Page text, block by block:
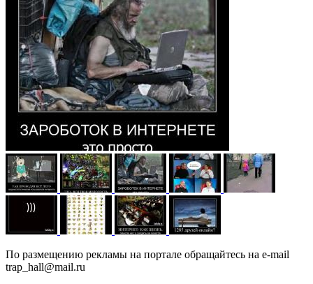
По размещению рекламы на портале обращайтесь на e-mail
trap_hall@mail.ru